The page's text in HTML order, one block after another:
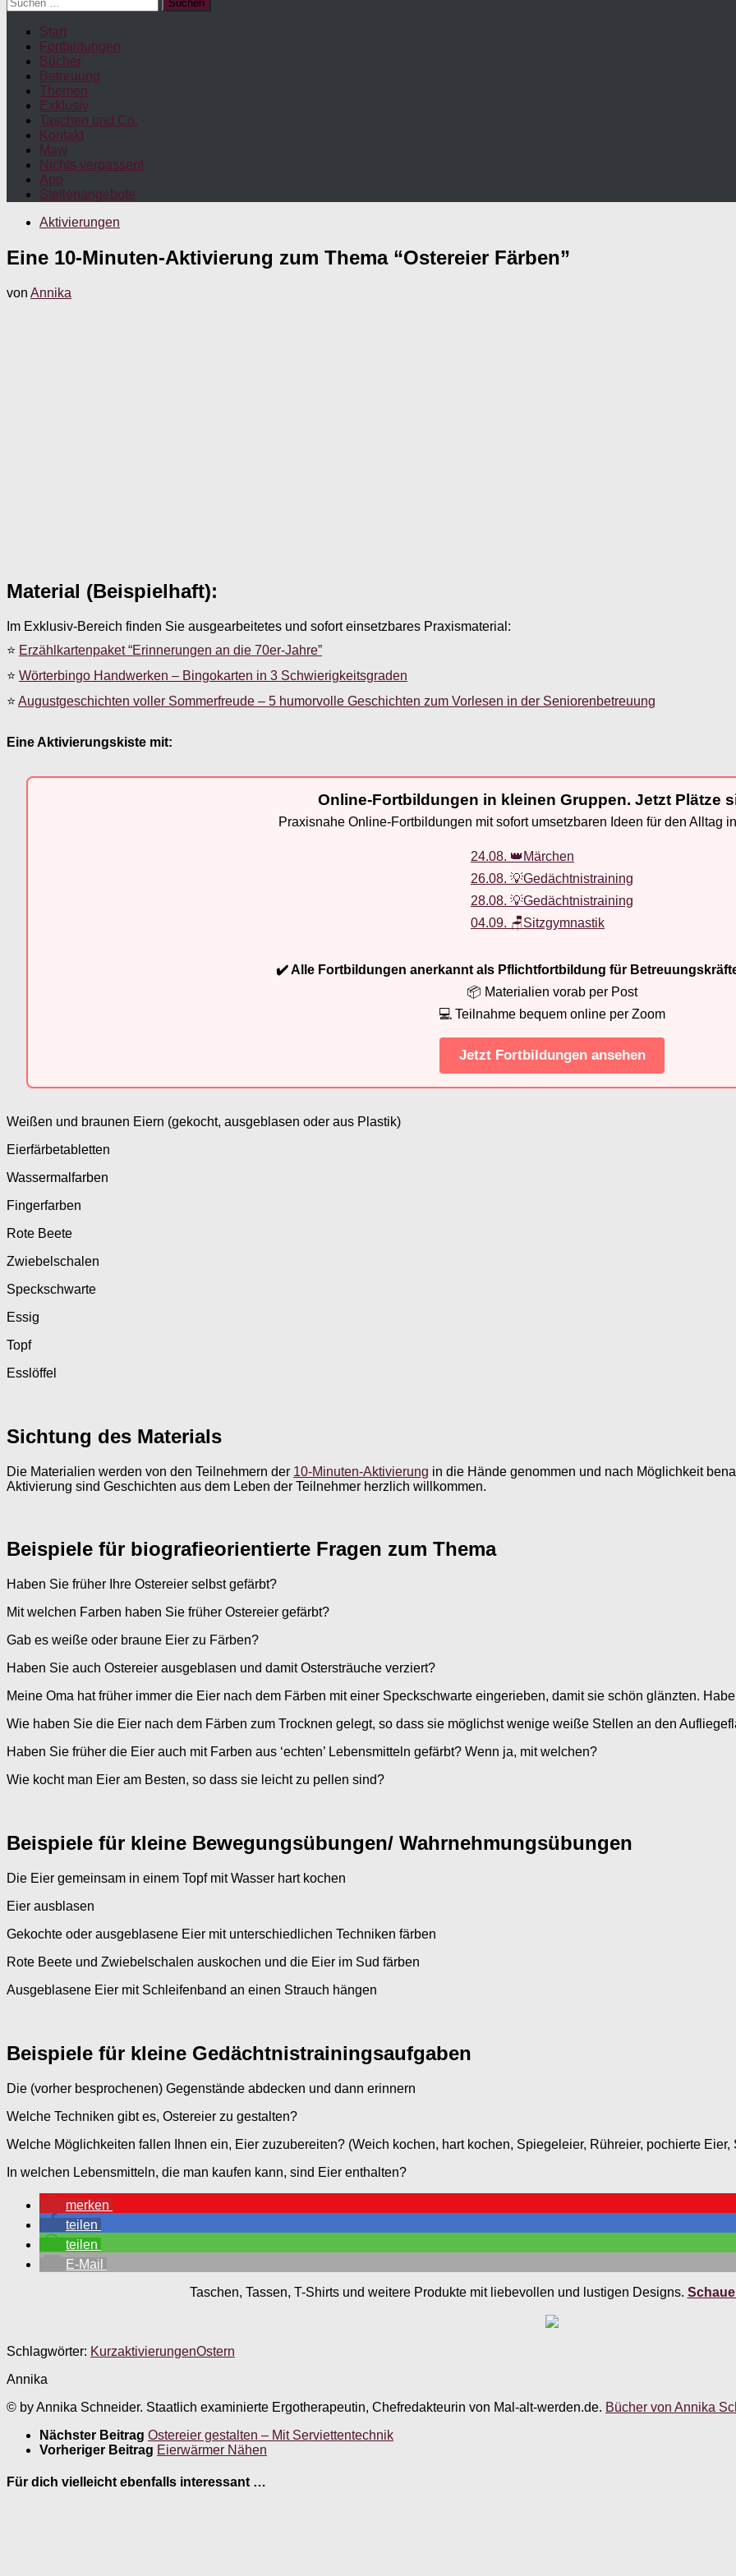
nach:
Start
Fortbildungen
Bücher
Betreuung
Themen
Exklusiv
Taschen und Co.
Kontakt
Maw
Nichts verpassen!
App
Stellenangebote
Aktivierungen
Eine 10-Minuten-Aktivierung zum Thema “Ostereier Färben”
von Annika
Material (Beispielhaft):
Im Exklusiv-Bereich finden Sie ausgearbeitetes und sofort einsetzbares Praxismaterial:
⭐ Erzählkartenpaket “Erinnerungen an die 70er-Jahre”
⭐ Wörterbingo Handwerken – Bingokarten in 3 Schwierigkeitsgraden
⭐ Augustgeschichten voller Sommerfreude – 5 humorvolle Geschichten zum Vorlesen in der Seniorenbetreuung
Eine Aktivierungskiste mit:
Online-Fortbildungen in kleinen Gruppen. Jetzt Plätze
Praxisnahe Online-Fortbildungen mit sofort umsetzbaren Ideen für den Alltag
24.08. 👑Märchen
26.08. 💡Gedächtnistraining
28.08. 💡Gedächtnistraining
04.09. 🪑Sitzgymnastik
✔️ Alle Fortbildungen anerkannt als Pflichtfortbildung für
📦 Materialien vorab per Post
💻 Teilnahme bequem online per Zoom
Jetzt Fortbildungen ansehen
Weißen und braunen Eiern (gekocht, ausgeblasen oder aus Plastik)
Eierfärbetabletten
Wassermalfarben
Fingerfarben
Rote Beete
Zwiebelschalen
Speckschwarte
Essig
Topf
Esslöffel
Sichtung des Materials
Die Materialien werden von den Teilnehmern der 10-Minuten-Aktivierung in die Hände genommen und nach Möglichkeit
Aktivierung sind Geschichten aus dem Leben der Teilnehmer herzlich willkommen.
Beispiele für biografieorientierte Fragen zum Thema
Haben Sie früher Ihre Ostereier selbst gefärbt?
Mit welchen Farben haben Sie früher Ostereier gefärbt?
Gab es weiße oder braune Eier zu Färben?
Haben Sie auch Ostereier ausgeblasen und damit Ostersträuche verziert?
Meine Oma hat früher immer die Eier nach dem Färben mit einer Speckschwarte eingerieben, damit sie schön glänzten.
Wie haben Sie die Eier nach dem Färben zum Trocknen gelegt, so dass sie möglichst wenige weiße Stellen an den
Haben Sie früher die Eier auch mit Farben aus ‘echten’ Lebensmitteln gefärbt? Wenn ja, mit welchen?
Wie kocht man Eier am Besten, so dass sie leicht zu pellen sind?
Beispiele für kleine Bewegungsübungen/ Wahrnehmungsübungen
Die Eier gemeinsam in einem Topf mit Wasser hart kochen
Eier ausblasen
Gekochte oder ausgeblasene Eier mit unterschiedlichen Techniken färben
Rote Beete und Zwiebelschalen auskochen und die Eier im Sud färben
Ausgeblasene Eier mit Schleifenband an einen Strauch hängen
Beispiele für kleine Gedächtnistrainingsaufgaben
Die (vorher besprochenen) Gegenstände abdecken und dann erinnern
Welche Techniken gibt es, Ostereier zu gestalten?
Welche Möglichkeiten fallen Ihnen ein, Eier zuzubereiten? (Weich kochen, hart kochen, Spiegeleier, Rühreier, pochierte
In welchen Lebensmitteln, die man kaufen kann, sind Eier enthalten?
merken
teilen
teilen
E-Mail
Taschen, Tassen, T-Shirts und weitere Produkte mit liebevollen und lustigen Designs.
Schlagwörter: KurzaktivierungenOstern
Annika
© by Annika Schneider. Staatlich examinierte Ergotherapeutin, Chefredakteurin von Mal-alt-werden.de. Bücher von Annika
Nächster Beitrag Ostereier gestalten – Mit Serviettentechnik
Vorheriger Beitrag Eierwärmer Nähen
Für dich vielleicht ebenfalls interessant …